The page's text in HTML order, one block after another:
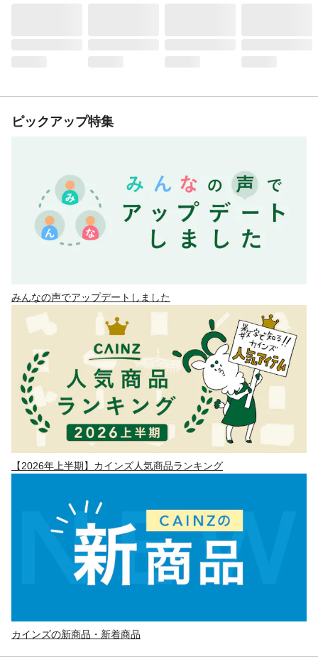
ピックアップ特集
みんなの声でアップデートしました
【2026年上半期】カインズ人気商品ランキング
カインズの新商品・新着商品